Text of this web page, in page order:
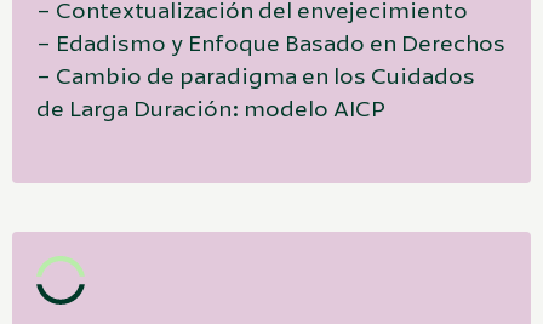
– Contextualización del envejecimiento
– Edadismo y Enfoque Basado en Derechos
– Cambio de paradigma en los Cuidados
de Larga Duración: modelo AICP